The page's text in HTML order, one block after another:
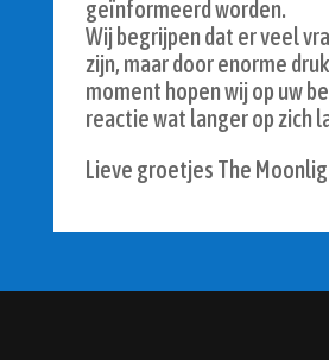
geïnformeerd worden.
Wij begrijpen dat er veel
zijn, maar door enorme
moment hopen wij op uw
reactie wat langer op zich
Lieve groetjes The